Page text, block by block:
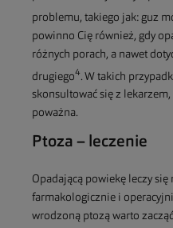
problemu, takiego jak: guz
powinno Cię również, gdy
różnych porach, a nawet
drugiego4. W takich
skonsultować się z
poważna.
Ptoza – leczenie
Opadającą powiekę leczy
farmakologicznie i
wrodzoną ptozą warto